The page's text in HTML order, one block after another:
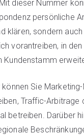
dieser Nummer
persönliche
klären, sondern
vorantreiben, in
Kundenstamm
Sie
Traffic-Arbitrage
betreiben. Darüber